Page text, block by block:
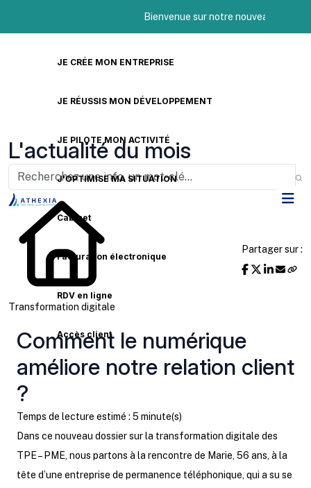
Bienvenue sur notre nouveau site Internet
JE CRÉE MON ENTREPRISE
JE RÉUSSIS MON DÉVELOPPEMENT
JE PILOTE MON ACTIVITÉ
J'OPTIMISE MA SITUATION
Cabinet
Facturation électronique
RDV en ligne
Accès client
L'actualité du mois
Transformation digitale
Partager sur :
Comment le numérique
améliore notre relation client
?
Temps de lecture estimé : 5 minute(s)
Dans ce nouveau dossier sur la transformation digitale des
TPE – PME, nous partons à la rencontre de Marie, 56 ans, à la
tête d’une entreprise de permanence téléphonique, qui a su se